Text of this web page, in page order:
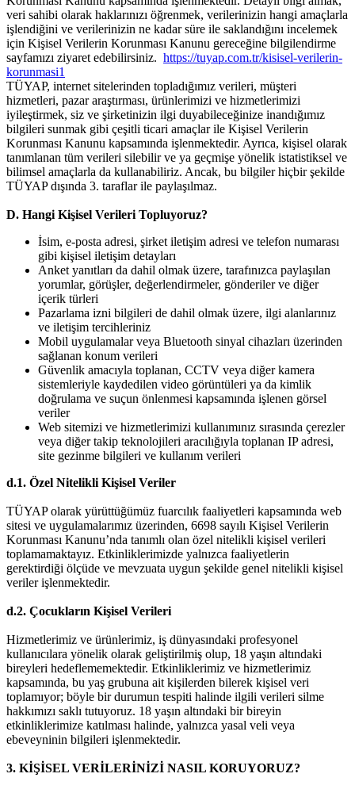
veri sahibi olarak haklarınızı öğrenmek, verilerinizin hangi amaçlarla
işlendiğini ve verilerinizin ne kadar süre ile saklandığını incelemek
için Kişisel Verilerin Korunması Kanunu gereceğine bilgilendirme
sayfamızı ziyaret edebilirsiniz. https://tuyap.com.tr/kisisel-verilerin-
korunmasi1
TÜYAP, internet sitelerinden topladığımız verileri, müşteri
hizmetleri, pazar araştırması, ürünlerimizi ve hizmetlerimizi
iyileştirmek, siz ve şirketinizin ilgi duyabileceğinize inandığımız
bilgileri sunmak gibi çeşitli ticari amaçlar ile Kişisel Verilerin
Korunması Kanunu kapsamında işlenmektedir. Ayrıca, kişisel olarak
tanımlanan tüm verileri silebilir ve ya geçmişe yönelik istatistiksel ve
bilimsel amaçlarla da kullanabiliriz. Ancak, bu bilgiler hiçbir şekilde
TÜYAP dışında 3. taraflar ile paylaşılmaz.
D. Hangi Kişisel Verileri Topluyoruz?
İsim, e-posta adresi, şirket iletişim adresi ve telefon numarası
gibi kişisel iletişim detayları
Anket yanıtları da dahil olmak üzere, tarafınızca paylaşılan
yorumlar, görüşler, değerlendirmeler, gönderiler ve diğer
içerik türleri
Pazarlama izni bilgileri de dahil olmak üzere, ilgi alanlarınız
ve iletişim tercihleriniz
Mobil uygulamalar veya Bluetooth sinyal cihazları üzerinden
sağlanan konum verileri
Güvenlik amacıyla toplanan, CCTV veya diğer kamera
sistemleriyle kaydedilen video görüntüleri ya da kimlik
doğrulama ve suçun önlenmesi kapsamında işlenen görsel
veriler
Web sitemizi ve hizmetlerimizi kullanımınız sırasında çerezler
veya diğer takip teknolojileri aracılığıyla toplanan IP adresi,
site gezinme bilgileri ve kullanım verileri
d.1. Özel Nitelikli Kişisel Veriler
TÜYAP olarak yürüttüğümüz fuarcılık faaliyetleri kapsamında web
sitesi ve uygulamalarımız üzerinden, 6698 sayılı Kişisel Verilerin
Korunması Kanunu’nda tanımlı olan özel nitelikli kişisel verileri
toplamamaktayız. Etkinliklerimizde yalnızca faaliyetlerin
gerektirdiği ölçüde ve mevzuata uygun şekilde genel nitelikli kişisel
veriler işlenmektedir.
d.2. Çocukların Kişisel Verileri
Hizmetlerimiz ve ürünlerimiz, iş dünyasındaki profesyonel
kullanıcılara yönelik olarak geliştirilmiş olup, 18 yaşın altındaki
bireyleri hedeflememektedir. Etkinliklerimiz ve hizmetlerimiz
kapsamında, bu yaş grubuna ait kişilerden bilerek kişisel veri
toplamıyor; böyle bir durumun tespiti halinde ilgili verileri silme
hakkımızı saklı tutuyoruz. 18 yaşın altındaki bir bireyin
etkinliklerimize katılması halinde, yalnızca yasal veli veya
ebeveyninin bilgileri işlenmektedir.
3. KİŞİSEL VERİLERİNİZİ NASIL KORUYORUZ?